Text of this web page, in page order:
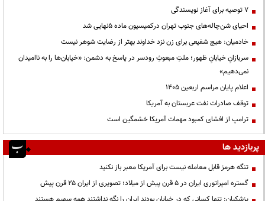
۷ توصیه برای آغاز نویسندگی
احیای شن‌چاله‌های جنوب تهران درکمیسیون ماده ۵نهایی شد
خادمیان: هیچ شفیعی برای زن نزد خداوند بهتر از رضایت شوهر نیست
سربازانِ خیابانِ ظهور؛ ملتِ مبعوثِ رودسر در پاسخ به دشمن: «خیابان‌ها را به ناامیدان
نمی‌دهیم»
اعلام پایان مراسم اربعین ۱۴۰۵
توقف صادرات نفت عربستان به آمریکا
ترامپ از افشای کمبود مهمات آمریکا خشمگین است
پربازدید ها
تنگه هرمز قابل معامله نیست برای آمریکا معبر باز نکنید
گستره امپراتوری ایران در ۵ قرن پیش از میلاد؛ تصویری از ایران ۲۵ قرن پیش